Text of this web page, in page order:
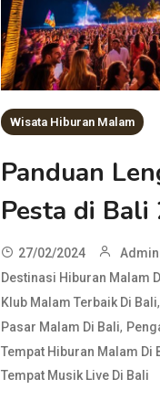
Wisata Hiburan Malam
Panduan
Pesta di Bali
27/02/2024 Admin
Destinasi Hiburan Malam
Klub Malam Terbaik Di Bali,
Pasar Malam Di Bali,
Tempat Hiburan Malam Di
Tempat Musik Live Di Bali